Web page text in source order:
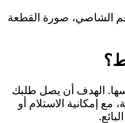
الشاصي، صورة القطعة
الهدف أن يصل طلبك
مع إمكانية الاستلام أو